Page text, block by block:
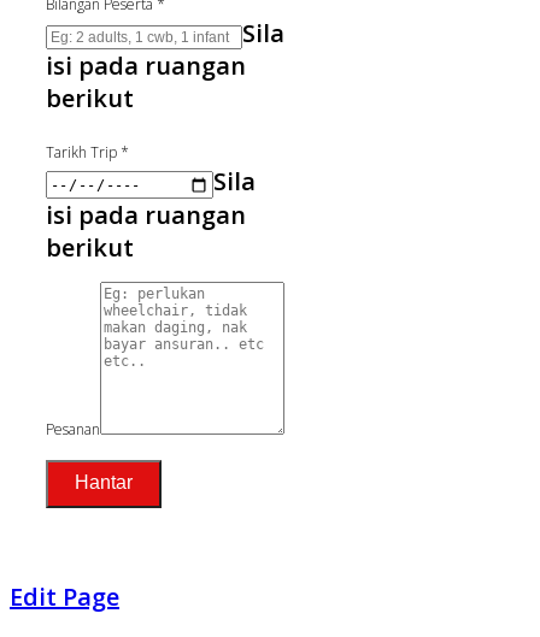
Sila
isi pada ruangan
berikut
Tarikh Trip *
Sila
isi pada ruangan
berikut
Pesanan
Hantar
Edit Page